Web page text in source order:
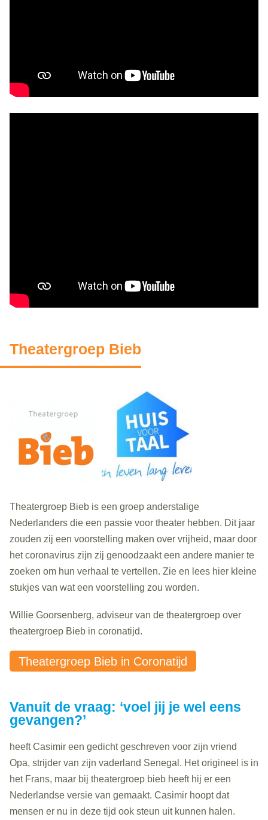
Theatergroep Bieb
Theatergroep Bieb is een groep anderstalige
Nederlanders die een passie voor theater hebben. Dit jaar
zouden zij een voorstelling maken over vrijheid, maar door
het coronavirus zijn zij genoodzaakt een andere manier te
zoeken om hun verhaal te vertellen. Zie en lees hier kleine
stukjes van wat een voorstelling zou worden.
Willie Goorsenberg, adviseur van de theatergroep over
theatergroep Bieb in coronatijd.
Theatergroep Bieb in Coronatijd
Vanuit de vraag: ‘voel jij je wel eens
gevangen?’
heeft Casimir een gedicht geschreven voor zijn vriend
Opa, strijder van zijn vaderland Senegal. Het origineel is in
het Frans, maar bij theatergroep bieb heeft hij er een
Nederlandse versie van gemaakt. Casimir hoopt dat
mensen er nu in deze tijd ook steun uit kunnen halen.